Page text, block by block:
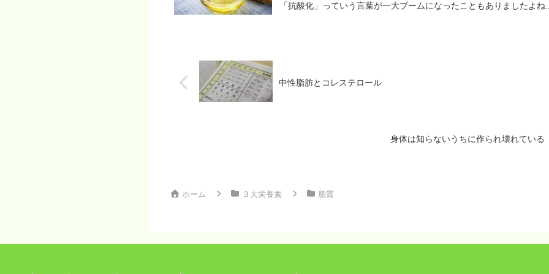
「抗酸化」っていう言葉が一大ブームになったこともありましたよね
中性脂肪とコレステロール
身体は知らないうちに作られ壊れている
ホーム ３大栄養素 脂質